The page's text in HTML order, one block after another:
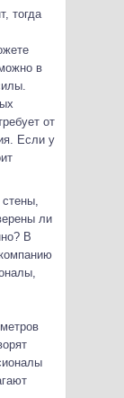
тогда
в
от
Если у
стены,
ли
В